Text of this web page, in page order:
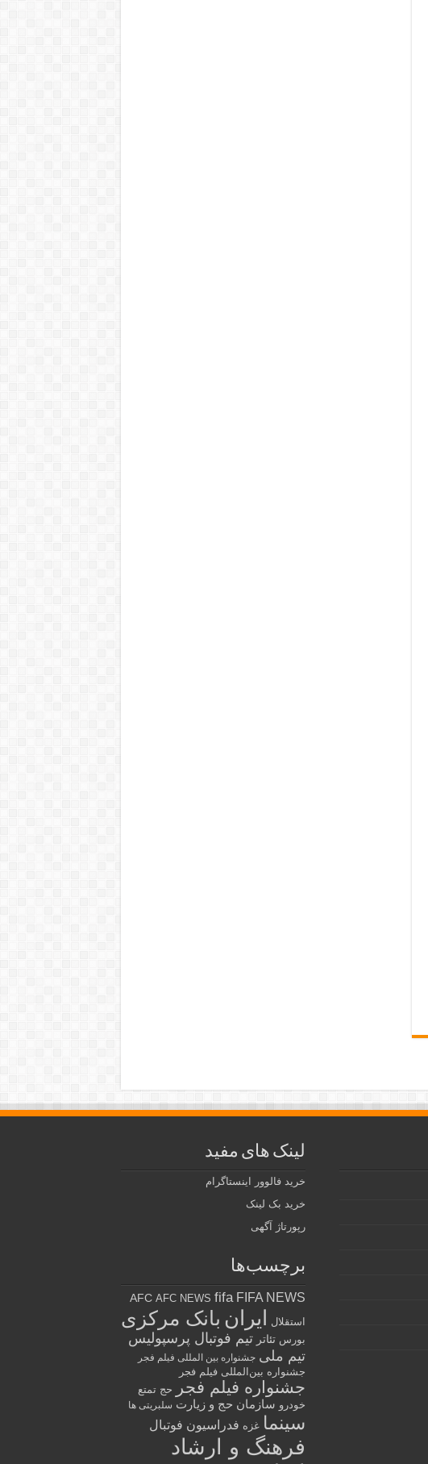
لینک های مفید
خرید فالوور اینستاگرام
خرید بک لینک
رپورتاژ آگهی
برچسب‌ها
AFC AFC NEWS fifa FIFA NEWS
استقلال ایران بانک مرکزی
بورس تئاتر تیم فوتبال پرسپولیس
تیم ملی جشنواره بین المللی فیلم فجر
جشنواره بین‌المللی فیلم فجر
جشنواره فیلم فجر
حج تمتع
خودرو سازمان حج و زیارت سلبریتی ها
سینما غزه فدراسیون فوتبال
فرهنگ و ارشاد